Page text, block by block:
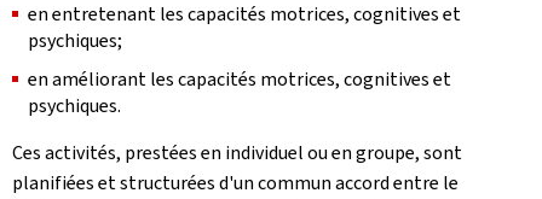
en entretenant les capacités motrices, cognitives et
psychiques;
en améliorant les capacités motrices, cognitives et
psychiques.
Ces activités, prestées en individuel ou en groupe, sont
planifiées et structurées d'un commun accord entre le